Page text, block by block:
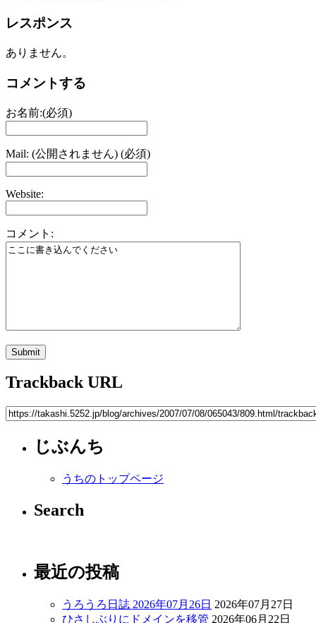
レスポンス
ありません。
コメントする
お名前:(必須)
Mail: (公開されません) (必須)
Website:
コメント:
Trackback URL
じぶんち
うちのトップページ
Search
最近の投稿
うろうろ日誌 2026年07月26日 2026年07月27日
ひさしぶりにドメインを移管 2026年06月22日